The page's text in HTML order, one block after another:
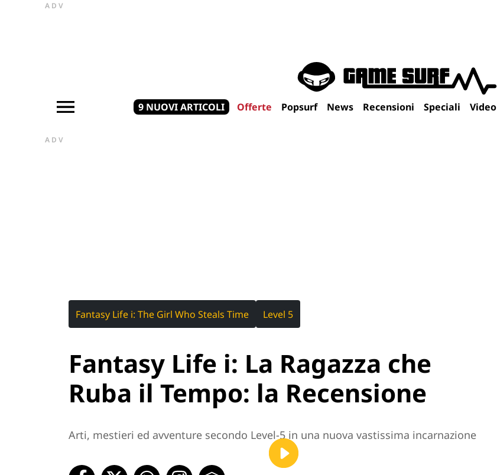
ADV
9 NUOVI ARTICOLI Offerte Popsurf News Recensioni Speciali Video
ADV
Fantasy Life i: The Girl Who Steals Time Level 5
Fantasy Life i: La Ragazza che
Ruba il Tempo: la Recensione
Arti, mestieri ed avventure secondo Level-5 in una nuova vastissima incarnazione